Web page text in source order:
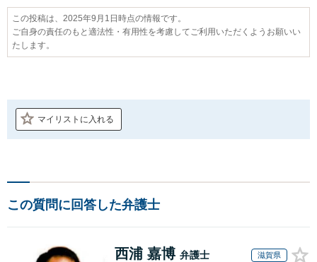
この投稿は、2025年9月1日時点の情報です。
ご自身の責任のもと適法性・有用性を考慮してご利用いただくようお願いい
たします。
マイリストに入れる
この質問に回答した弁護士
西浦 嘉博 弁護士 滋賀県